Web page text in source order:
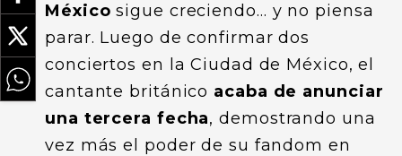
México sigue creciendo… y no piensa
parar. Luego de confirmar dos
conciertos en la Ciudad de México, el
cantante británico acaba de anunciar
una tercera fecha, demostrando una
vez más el poder de su fandom en